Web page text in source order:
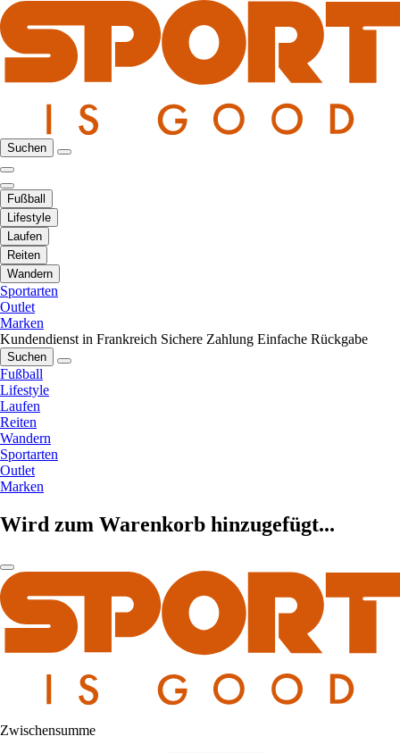
Suchen
Fußball
Lifestyle
Laufen
Reiten
Wandern
Sportarten
Outlet
Marken
Kundendienst in Frankreich Sichere Zahlung Einfache Rückgabe
Suchen
Fußball
Lifestyle
Laufen
Reiten
Wandern
Sportarten
Outlet
Marken
Wird zum Warenkorb hinzugefügt...
Zwischensumme